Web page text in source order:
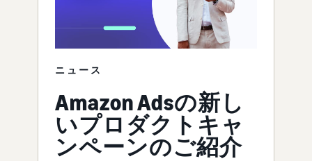
ニュース
Amazon Adsの新し
いプロダクトキャ
ンペーンのご紹介